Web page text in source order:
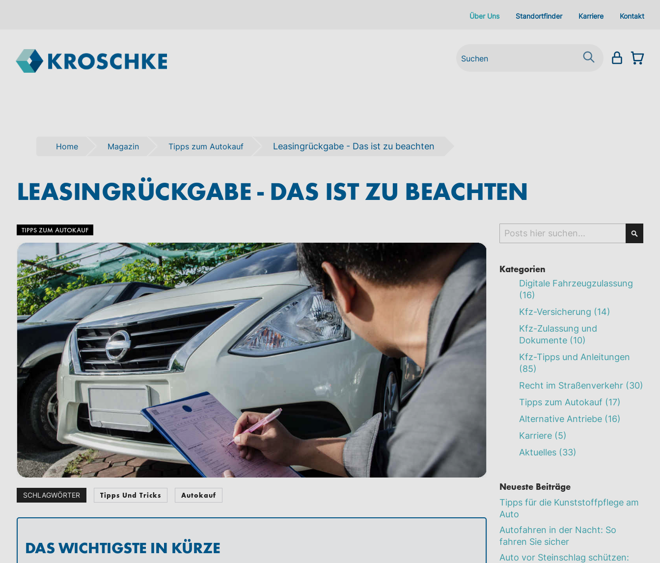
Über Uns Standortfinder Karriere Kontakt
Home Magazin Tipps zum Autokauf Leasingrückgabe - Das ist zu beachten
LEASINGRÜCKGABE - DAS IST ZU BEACHTEN
TIPPS ZUM AUTOKAUF
SCHLAGWÖRTER Tipps Und Tricks Autokauf
DAS WICHTIGSTE IN KÜRZE
Search
Kategorien
Digitale Fahrzeugzulassung
(16)
Kfz-Versicherung (14)
Kfz-Zulassung und
Dokumente (10)
Kfz-Tipps und Anleitungen
(85)
Recht im Straßenverkehr (30)
Tipps zum Autokauf (17)
Alternative Antriebe (16)
Karriere (5)
Aktuelles (33)
Neueste Beiträge
Tipps für die Kunststoffpflege am
Auto
Autofahren in der Nacht: So
fahren Sie sicher
Auto vor Steinschlag schützen: